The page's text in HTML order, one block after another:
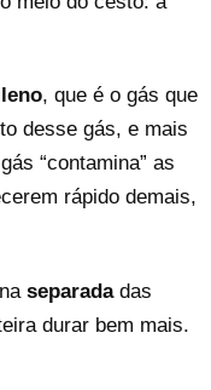
, que é o gás que
desse gás, e mais
“contamina” as
rápido demais,
separadadas
durar bem mais.